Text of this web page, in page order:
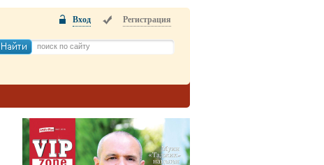
Вход Регистрация